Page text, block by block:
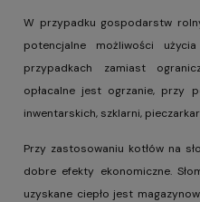
W przypadku gospodarstw
potencjalne możliwości
przypadkach zamiast
opłacalne jest ogrzanie, przy
inwentarskich, szklarni,
Przy zastosowaniu kotłów na
dobre efekty ekonomiczne.
uzyskane ciepło jest